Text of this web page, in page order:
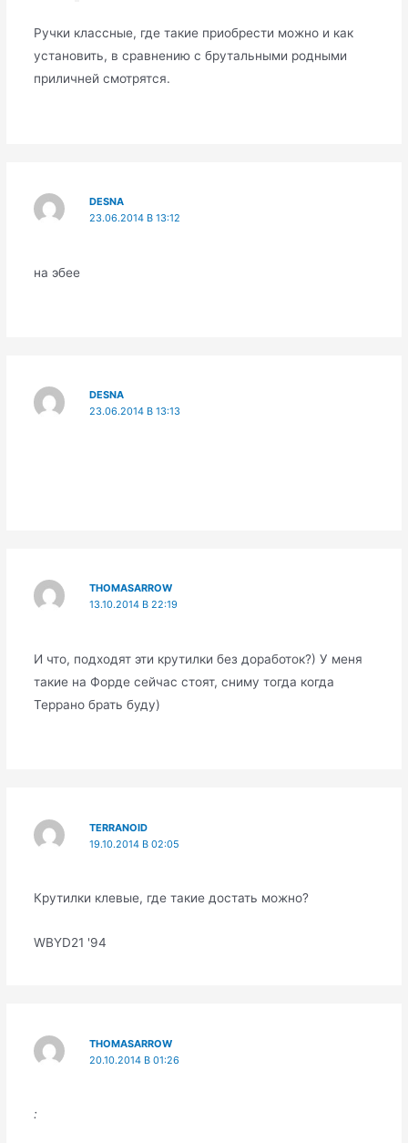
Ручки классные, где такие приобрести можно и как
установить, в сравнению с брутальными родными
приличней смотрятся.
DESNA
23.06.2014 В 13:12
на эбее
DESNA
23.06.2014 В 13:13
THOMASARROW
13.10.2014 В 22:19
И что, подходят эти крутилки без доработок?) У меня
такие на Форде сейчас стоят, сниму тогда когда
Террано брать буду)
TERRANOID
19.10.2014 В 02:05
Крутилки клевые, где такие достать можно?
WBYD21 '94
THOMASARROW
20.10.2014 В 01:26
: